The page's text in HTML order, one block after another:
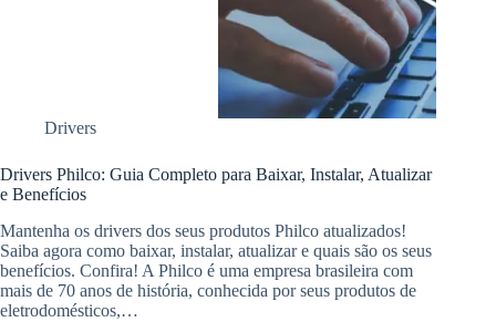
Drivers
Drivers Philco: Guia Completo para Baixar, Instalar, Atualizar
e Benefícios
Mantenha os drivers dos seus produtos Philco atualizados!
Saiba agora como baixar, instalar, atualizar e quais são os seus
benefícios. Confira! A Philco é uma empresa brasileira com
mais de 70 anos de história, conhecida por seus produtos de
eletrodomésticos,…